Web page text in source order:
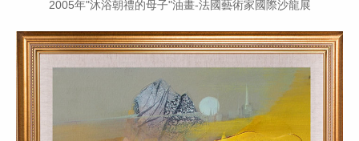
2005年"沐浴朝禮的母子"油畫-法國藝術家國際沙龍展